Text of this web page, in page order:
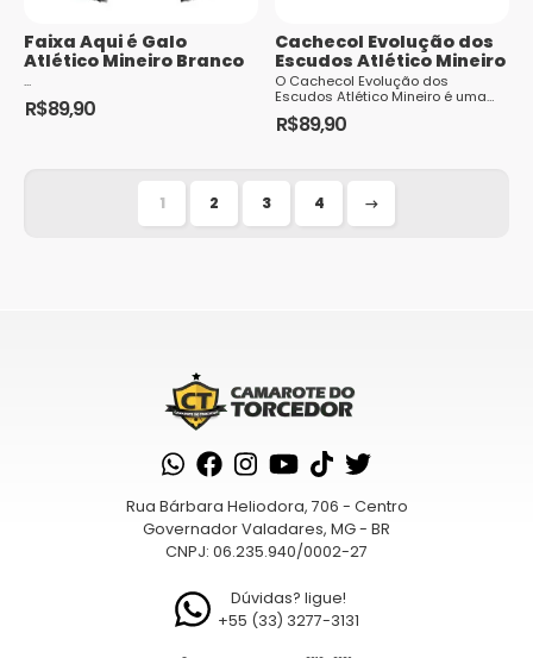
na
página
do
Faixa Aqui é Galo
Atlético Mineiro Branco
...
R$89,90
Cachecol Evolução dos
Escudos Atlético Mineiro
O Cachecol Evolução dos
Escudos Atlético Mineiro é uma
peça única que reflete a história e
a evolução do clube ao longo dos
R$89,90
1 2 3 4 →
Rua Bárbara Heliodora, 706 - Centro
Governador Valadares, MG - BR
CNPJ: 06.235.940/0002-27
Dúvidas? ligue!
+55 (33) 3277-3131